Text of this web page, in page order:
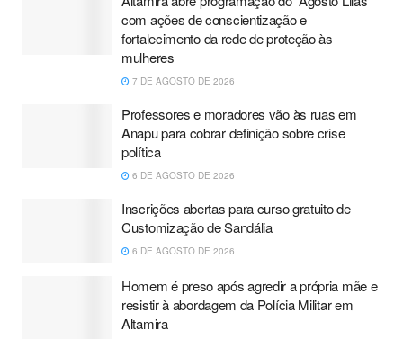
com ações de conscientização e
fortalecimento da rede de proteção às
mulheres
7 DE AGOSTO DE 2026
Professores e moradores vão às ruas em
Anapu para cobrar definição sobre crise
política
6 DE AGOSTO DE 2026
Inscrições abertas para curso gratuito de
Customização de Sandália
6 DE AGOSTO DE 2026
Homem é preso após agredir a própria mãe e
resistir à abordagem da Polícia Militar em
Altamira